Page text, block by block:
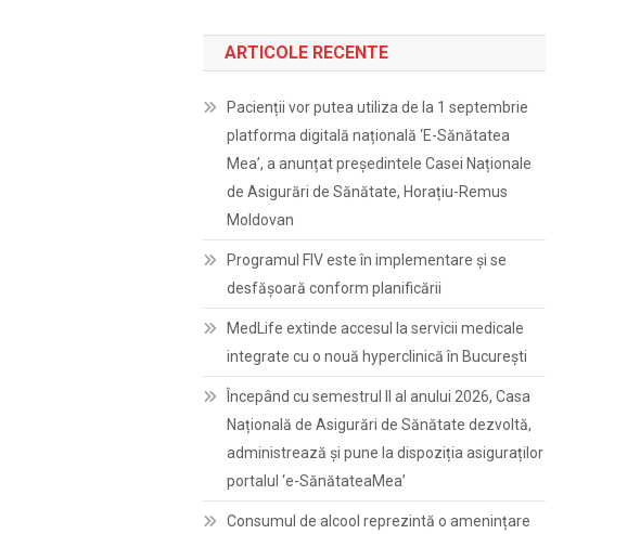
ARTICOLE RECENTE
Pacienții vor putea utiliza de la 1 septembrie
platforma digitală națională ‘E-Sănătatea
Mea’, a anunțat președintele Casei Naționale
de Asigurări de Sănătate, Horațiu-Remus
Moldovan
Programul FIV este în implementare și se
desfășoară conform planificării
MedLife extinde accesul la servicii medicale
integrate cu o nouă hyperclinică în București
Începând cu semestrul II al anului 2026, Casa
Națională de Asigurări de Sănătate dezvoltă,
administrează și pune la dispoziția asiguraților
portalul ‘e-SănătateaMea’
Consumul de alcool reprezintă o amenințare